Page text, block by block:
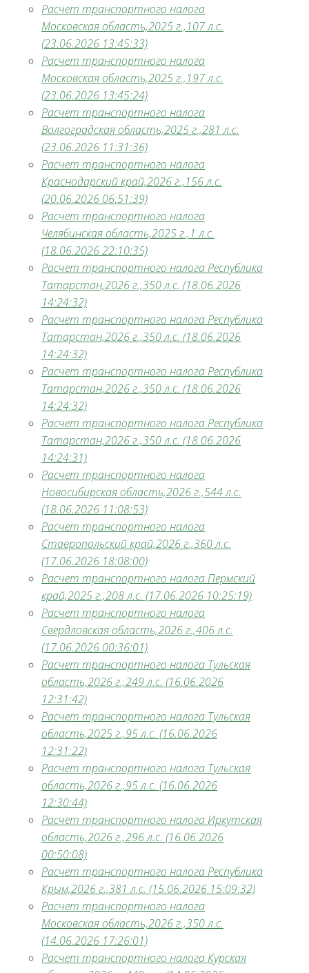
Расчет транспортного налога
Московская область,2025 г.,107 л.с.
(23.06.2026 13:45:33)
Расчет транспортного налога
Московская область,2025 г.,197 л.с.
(23.06.2026 13:45:24)
Расчет транспортного налога
Волгоградская область,2025 г.,281 л.с.
(23.06.2026 11:31:36)
Расчет транспортного налога
Краснодарский край,2026 г.,156 л.с.
(20.06.2026 06:51:39)
Расчет транспортного налога
Челябинская область,2025 г.,1 л.с.
(18.06.2026 22:10:35)
Расчет транспортного налога Республика
Татарстан,2026 г.,350 л.с. (18.06.2026
14:24:32)
Расчет транспортного налога Республика
Татарстан,2026 г.,350 л.с. (18.06.2026
14:24:32)
Расчет транспортного налога Республика
Татарстан,2026 г.,350 л.с. (18.06.2026
14:24:32)
Расчет транспортного налога Республика
Татарстан,2026 г.,350 л.с. (18.06.2026
14:24:31)
Расчет транспортного налога
Новосибирская область,2026 г.,544 л.с.
(18.06.2026 11:08:53)
Расчет транспортного налога
Ставропольский край,2026 г.,360 л.с.
(17.06.2026 18:08:00)
Расчет транспортного налога Пермский
край,2025 г.,208 л.с. (17.06.2026 10:25:19)
Расчет транспортного налога
Свердловская область,2026 г.,406 л.с.
(17.06.2026 00:36:01)
Расчет транспортного налога Тульская
область,2026 г.,249 л.с. (16.06.2026
12:31:42)
Расчет транспортного налога Тульская
область,2025 г.,95 л.с. (16.06.2026
12:31:22)
Расчет транспортного налога Тульская
область,2026 г.,95 л.с. (16.06.2026
12:30:44)
Расчет транспортного налога Иркутская
область,2026 г.,296 л.с. (16.06.2026
00:50:08)
Расчет транспортного налога Республика
Крым,2026 г.,381 л.с. (15.06.2026 15:09:32)
Расчет транспортного налога
Московская область,2026 г.,350 л.с.
(14.06.2026 17:26:01)
Расчет транспортного налога Курская